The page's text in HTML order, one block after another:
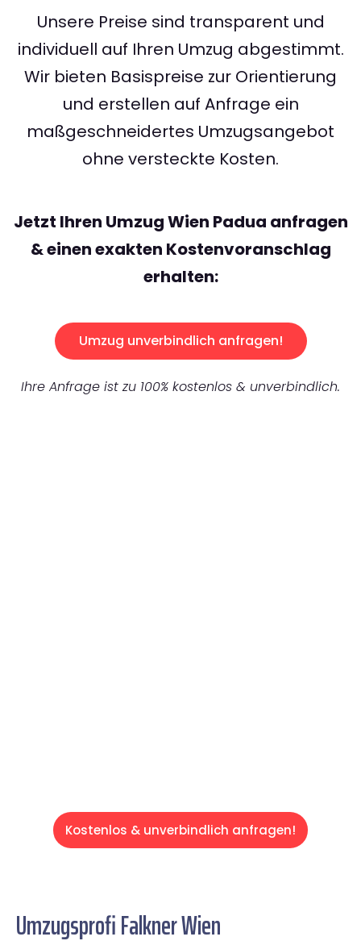
Unsere Preise sind transparent und
individuell auf Ihren Umzug abgestimmt.
Wir bieten Basispreise zur Orientierung
und erstellen auf Anfrage ein
maßgeschneidertes Umzugsangebot
ohne versteckte Kosten.
Jetzt Ihren Umzug Wien Padua anfragen
& einen exakten Kostenvoranschlag
erhalten:
Umzug unverbindlich anfragen!
Ihre Anfrage ist zu 100% kostenlos & unverbindlich.
Kostenlos & unverbindlich anfragen!
Umzugsprofi Falkner Wien